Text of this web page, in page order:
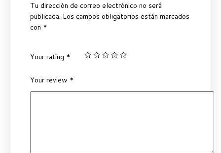
Tu dirección de correo electrónico no será
publicada. Los campos obligatorios están marcados
con *
Your rating *
Your review *